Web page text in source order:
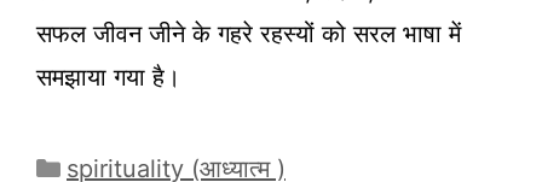
सफल जीवन जीने के गहरे रहस्यों को सरल भाषा में
समझाया गया है।
Categories
spirituality (आध्यात्म )